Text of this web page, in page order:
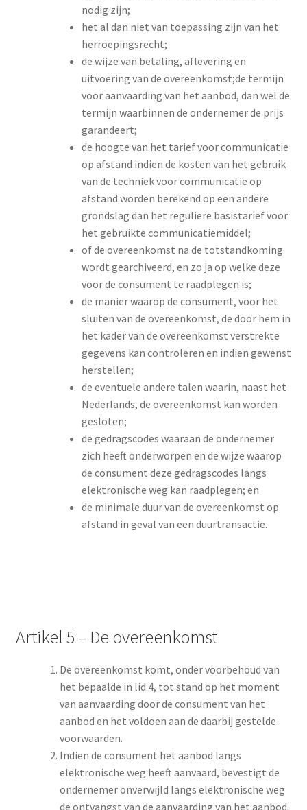
nodig zijn;
het al dan niet van toepassing zijn van het
herroepingsrecht;
de wijze van betaling, aflevering en
uitvoering van de overeenkomst;de termijn
voor aanvaarding van het aanbod, dan wel de
termijn waarbinnen de ondernemer de prijs
garandeert;
de hoogte van het tarief voor communicatie
op afstand indien de kosten van het gebruik
van de techniek voor communicatie op
afstand worden berekend op een andere
grondslag dan het reguliere basistarief voor
het gebruikte communicatiemiddel;
of de overeenkomst na de totstandkoming
wordt gearchiveerd, en zo ja op welke deze
voor de consument te raadplegen is;
de manier waarop de consument, voor het
sluiten van de overeenkomst, de door hem in
het kader van de overeenkomst verstrekte
gegevens kan controleren en indien gewenst
herstellen;
de eventuele andere talen waarin, naast het
Nederlands, de overeenkomst kan worden
gesloten;
de gedragscodes waaraan de ondernemer
zich heeft onderworpen en de wijze waarop
de consument deze gedragscodes langs
elektronische weg kan raadplegen; en
de minimale duur van de overeenkomst op
afstand in geval van een duurtransactie.
Artikel 5 – De overeenkomst
De overeenkomst komt, onder voorbehoud van
het bepaalde in lid 4, tot stand op het moment
van aanvaarding door de consument van het
aanbod en het voldoen aan de daarbij gestelde
voorwaarden.
Indien de consument het aanbod langs
elektronische weg heeft aanvaard, bevestigt de
ondernemer onverwijld langs elektronische weg
de ontvangst van de aanvaarding van het aanbod.